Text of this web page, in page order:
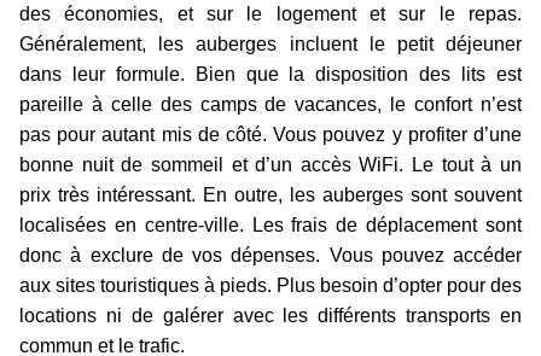
des économies, et sur le logement et sur le repas.
Généralement, les auberges incluent le petit déjeuner
dans leur formule. Bien que la disposition des lits est
pareille à celle des camps de vacances, le confort n’est
pas pour autant mis de côté. Vous pouvez y profiter d’une
bonne nuit de sommeil et d’un accès WiFi. Le tout à un
prix très intéressant. En outre, les auberges sont souvent
localisées en centre-ville. Les frais de déplacement sont
donc à exclure de vos dépenses. Vous pouvez accéder
aux sites touristiques à pieds. Plus besoin d’opter pour des
locations ni de galérer avec les différents transports en
commun et le trafic.